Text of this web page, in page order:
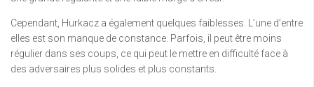
Cependant, Hurkacz a également quelques faiblesses. L’une d’entre
elles est son manque de constance. Parfois, il peut être moins
régulier dans ses coups, ce qui peut le mettre en difficulté face à
des adversaires plus solides et plus constants.